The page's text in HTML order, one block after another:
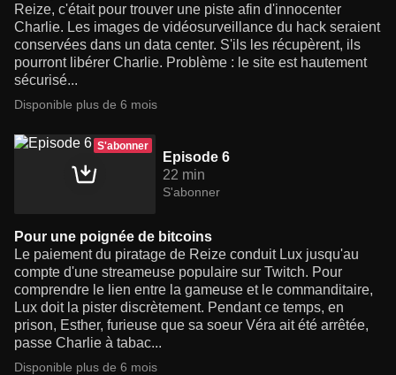
Reize, c'était pour trouver une piste afin d'innocenter
Charlie. Les images de vidéosurveillance du hack seraient
conservées dans un data center. S'ils les récupèrent, ils
pourront libérer Charlie. Problème : le site est hautement
sécurisé...
Disponible plus de 6 mois
S'abonner
Episode 6
22 min
S'abonner
Pour une poignée de bitcoins
Le paiement du piratage de Reize conduit Lux jusqu'au
compte d'une streameuse populaire sur Twitch. Pour
comprendre le lien entre la gameuse et le commanditaire,
Lux doit la pister discrètement. Pendant ce temps, en
prison, Esther, furieuse que sa soeur Véra ait été arrêtée,
passe Charlie à tabac...
Disponible plus de 6 mois